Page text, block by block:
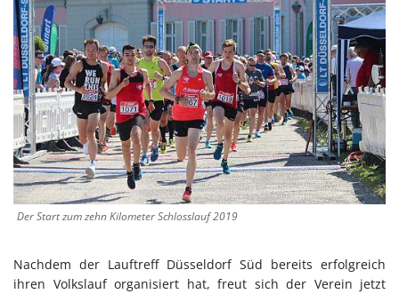
Der Start zum zehn Kilometer Schlosslauf 2019
Nachdem der Lauftreff Düsseldorf Süd bereits erfolgreich
ihren Volkslauf organisiert hat, freut sich der Verein jetzt